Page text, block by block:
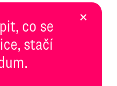
co se
stačí
×